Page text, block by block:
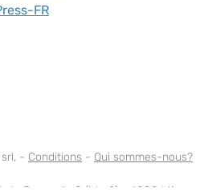
FR
- Conditions - Qui sommes-nous?
la Brasserie 8 (bte 2) - 4000 Liège